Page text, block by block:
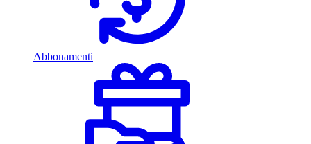
Abbonamenti